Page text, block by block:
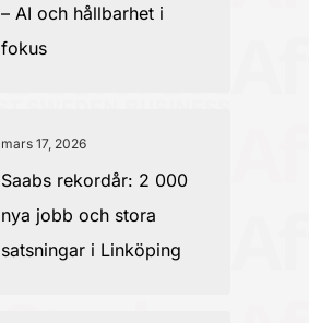
– AI och hållbarhet i
fokus
mars 17, 2026
Saabs rekordår: 2 000
nya jobb och stora
satsningar i Linköping